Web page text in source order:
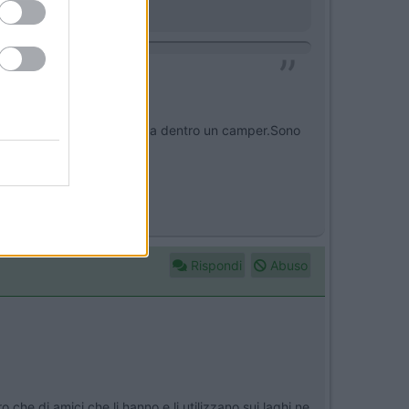
solo usato.
peso e maneggevolezza dentro un camper.Sono
Rispondi Abuso